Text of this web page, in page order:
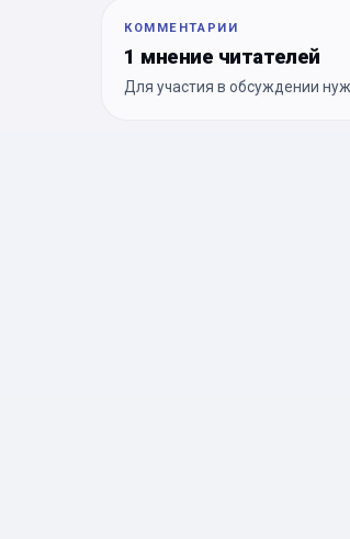
КОММЕНТАРИИ
1 мнение читателей
Для участия в обсуждении